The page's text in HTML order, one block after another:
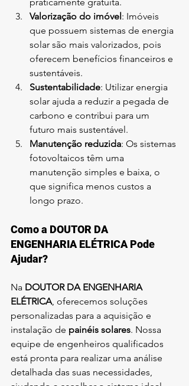
Valorização do imóvel: Imóveis
que possuem sistemas de energia
solar são mais valorizados, pois
oferecem benefícios financeiros e
sustentáveis.
Sustentabilidade: Utilizar energia
solar ajuda a reduzir a pegada de
carbono e contribui para um
futuro mais sustentável.
Manutenção reduzida: Os sistemas
fotovoltaicos têm uma
manutenção simples e baixa, o
que significa menos custos a
longo prazo.
Como a DOUTOR DA
ENGENHARIA ELÉTRICA Pode
Ajudar?
Na DOUTOR DA ENGENHARIA
ELÉTRICA, oferecemos soluções
personalizadas para a aquisição e
instalação de painéis solares. Nossa
equipe de engenheiros qualificados
está pronta para realizar uma análise
detalhada das suas necessidades,